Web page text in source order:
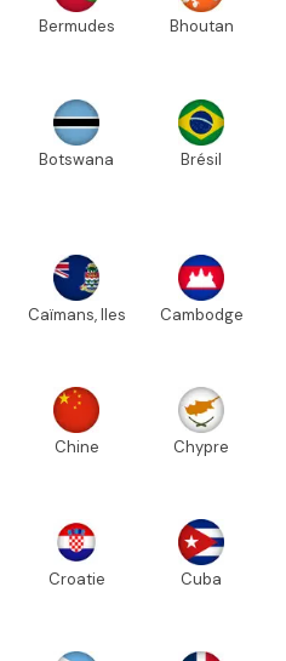
Bermudes Bhoutan
Botswana Brésil
Caïmans, Iles Cambodge
Chine Chypre
Croatie Cuba